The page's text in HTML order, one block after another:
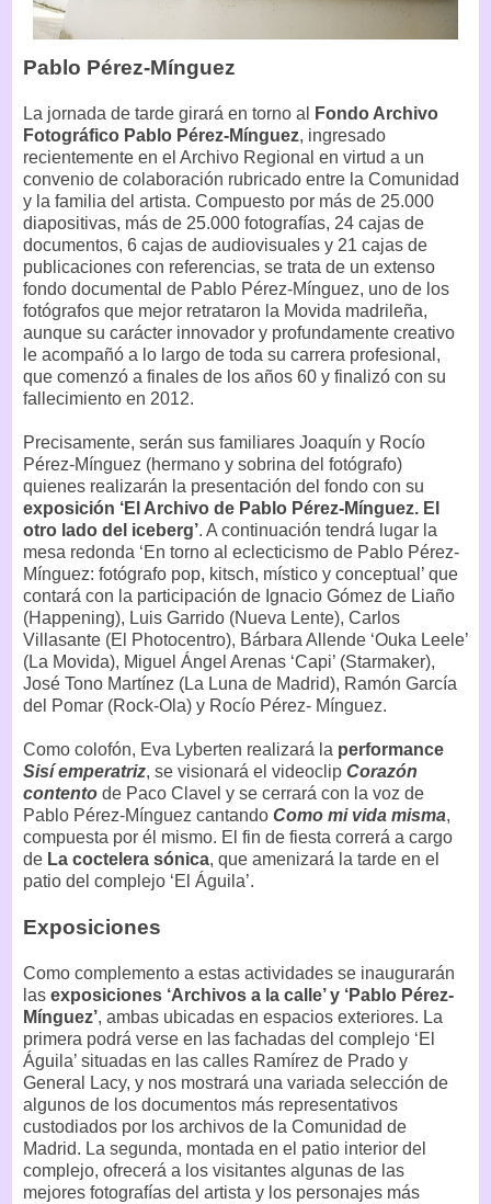
Pablo Pérez-Mínguez
La jornada de tarde girará en torno al
Fondo Archivo
Fotográfico Pablo Pérez-Mínguez, ingresado
recientemente en el Archivo Regional en virtud a un
convenio de colaboración rubricado entre la Comunidad
y la familia del artista. Compuesto por más de 25.000
diapositivas, más de 25.000 fotografías, 24 cajas de
documentos, 6 cajas de audiovisuales y 21 cajas de
publicaciones con referencias, se trata de un extenso
fondo documental de Pablo Pérez-Mínguez, uno de los
fotógrafos que mejor retrataron la Movida madrileña,
aunque su carácter innovador y profundamente creativo
le acompañó a lo largo de toda su carrera profesional,
que comenzó a finales de los años 60 y finalizó con su
fallecimiento en 2012.
Precisamente, serán sus familiares Joaquín y Rocío
Pérez-Mínguez (hermano y sobrina del fotógrafo)
quienes realizarán la presentación del fondo con su
exposición ‘El Archivo de Pablo Pérez-Mínguez. El
otro lado del iceberg’. A continuación tendrá lugar la
mesa redonda ‘En torno al eclecticismo de Pablo Pérez-
Mínguez: fotógrafo pop, kitsch, místico y conceptual’ que
contará con la participación de Ignacio Gómez de Liaño
(Happening), Luis Garrido (Nueva Lente), Carlos
Villasante (El Photocentro), Bárbara Allende ‘Ouka Leele’
(La Movida), Miguel Ángel Arenas ‘Capi’ (Starmaker),
José Tono Martínez (La Luna de Madrid), Ramón García
del Pomar (Rock-Ola) y Rocío Pérez- Mínguez.
Como colofón, Eva Lyberten realizará la performance
Sisí emperatriz, se visionará el videoclip Corazón
contento de Paco Clavel y se cerrará con la voz de
Pablo Pérez-Mínguez cantando Como mi vida misma,
compuesta por él mismo. El fin de fiesta correrá a cargo
de La coctelera sónica, que amenizará la tarde en el
patio del complejo ‘El Águila’.
Exposiciones
Como complemento a estas actividades se inaugurarán
las exposiciones ‘Archivos a la calle’ y ‘Pablo Pérez-
Mínguez’, ambas ubicadas en espacios exteriores. La
primera podrá verse en las fachadas del complejo ‘El
Águila’ situadas en las calles Ramírez de Prado y
General Lacy, y nos mostrará una variada selección de
algunos de los documentos más representativos
custodiados por los archivos de la Comunidad de
Madrid. La segunda, montada en el patio interior del
complejo, ofrecerá a los visitantes algunas de las
mejores fotografías del artista y los personajes más